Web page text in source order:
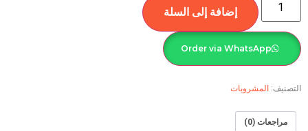
إضافة إلى السلة
Order via WhatsApp
التصنيف: المشروبات
مراجعات (0)